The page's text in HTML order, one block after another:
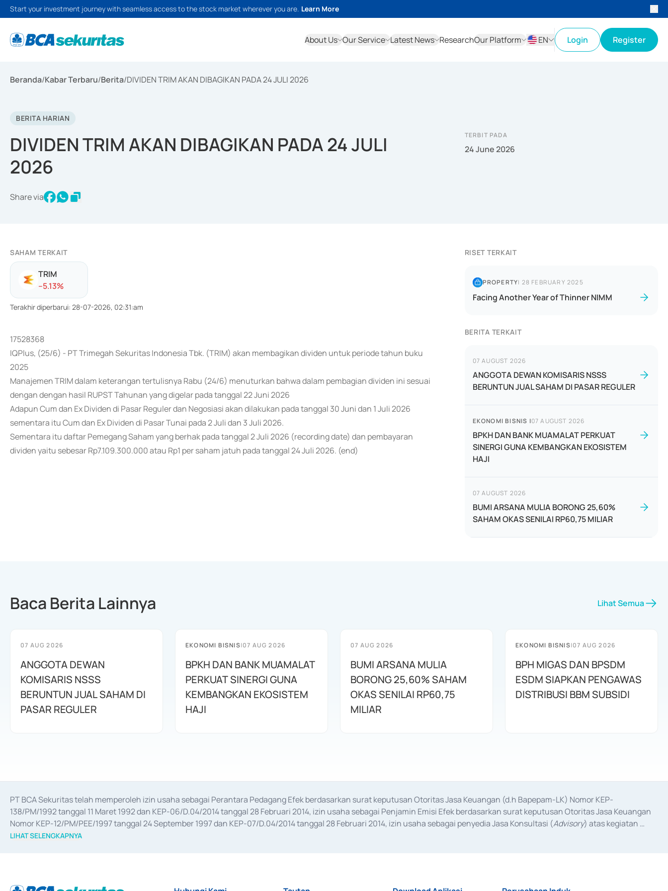
Start your investment journey with seamless access to the stock market wherever you are. Learn More
About Us Our Service Latest News ResearchOur Platform
EN
Login Register
Beranda/Kabar Terbaru/Berita/DIVIDEN TRIM AKAN DIBAGIKAN PADA 24 JULI 2026
BERITA HARIAN
DIVIDEN TRIM AKAN DIBAGIKAN PADA 24 JULI
2026
Share via
TERBIT PADA
24 June 2026
SAHAM TERKAIT
TRIM
--5.13%
Terakhir diperbarui: 28-07-2026, 02:31:am
17528368
IQPlus, (25/6) - PT Trimegah Sekuritas Indonesia Tbk. (TRIM) akan membagikan dividen untuk periode tahun buku
2025
Manajemen TRIM dalam keterangan tertulisnya Rabu (24/6) menuturkan bahwa dalam pembagian dividen ini sesuai
dengan dengan hasil RUPST Tahunan yang digelar pada tanggal 22 Juni 2026
Adapun Cum dan Ex Dividen di Pasar Reguler dan Negosiasi akan dilakukan pada tanggal 30 Juni dan 1 Juli 2026
sementara itu Cum dan Ex Dividen di Pasar Tunai pada 2 Juli dan 3 Juli 2026.
Sementara itu daftar Pemegang Saham yang berhak pada tanggal 2 Juli 2026 (recording date) dan pembayaran
dividen yaitu sebesar Rp7.109.300.000 atau Rp1 per saham jatuh pada tanggal 24 Juli 2026. (end)
RISET TERKAIT
PROPERTY| 28 FEBRUARY 2025
Facing Another Year of Thinner NIMM
BERITA TERKAIT
07 AUGUST 2026
ANGGOTA DEWAN KOMISARIS NSSS
BERUNTUN JUAL SAHAM DI PASAR REGULER
EKONOMI BISNIS |07 AUGUST 2026
BPKH DAN BANK MUAMALAT PERKUAT
SINERGI GUNA KEMBANGKAN EKOSISTEM
HAJI
07 AUGUST 2026
BUMI ARSANA MULIA BORONG 25,60%
SAHAM OKAS SENILAI RP60,75 MILIAR
Baca Berita Lainnya Lihat Semua
07 AUG 2026
ANGGOTA DEWAN
KOMISARIS NSSS
BERUNTUN JUAL SAHAM DI
PASAR REGULER
EKONOMI BISNIS|07 AUG 2026
BPKH DAN BANK MUAMALAT
PERKUAT SINERGI GUNA
KEMBANGKAN EKOSISTEM
HAJI
07 AUG 2026
BUMI ARSANA MULIA
BORONG 25,60% SAHAM
OKAS SENILAI RP60,75
MILIAR
EKONOMI BISNIS|07 AUG 2026
BPH MIGAS DAN BPSDM
ESDM SIAPKAN PENGAWAS
DISTRIBUSI BBM SUBSIDI
PT BCA Sekuritas telah memperoleh izin usaha sebagai Perantara Pedagang Efek berdasarkan surat keputusan Otoritas Jasa Keuangan (d.h Bapepam-LK) Nomor KEP-
138/PM/1992 tanggal 11 Maret 1992 dan KEP-06/D.04/2014 tanggal 28 Februari 2014, izin usaha sebagai Penjamin Emisi Efek berdasarkan surat keputusan Otoritas Jasa Keuangan
Nomor KEP-12/PM/PEE/1997 tanggal 24 September 1997 dan KEP-07/D.04/2014 tanggal 28 Februari 2014, izin usaha sebagai penyedia Jasa Konsultasi (Advisory) atas kegiatan
merger, akuisisi, divestasi, dan
LIHAT SELENGKAPNYA